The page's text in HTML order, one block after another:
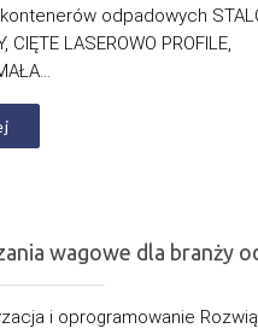
odpadowych
CIĘTE LASEROWO PROFILE,
wagowe dla branży
i oprogramowanie